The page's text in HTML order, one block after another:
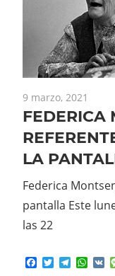
9 marzo, 2021
FEDERICA
LA
Federica
pantalla Este
las 22
Facebook
Twitter